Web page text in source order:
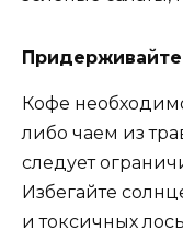
Кофе
либо чаем из
следует
Избегайте
и токсичных